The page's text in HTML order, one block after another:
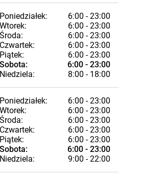
Poniedziałek:
6:00 - 23:00
Wtorek:
6:00 - 23:00
Środa:
6:00 - 23:00
Czwartek:
6:00 - 23:00
Piątek:
6:00 - 23:00
Sobota:
6:00 - 23:00
Niedziela:
8:00 - 18:00
Poniedziałek:
6:00 - 23:00
Wtorek:
6:00 - 23:00
Środa:
6:00 - 23:00
Czwartek:
6:00 - 23:00
Piątek:
6:00 - 23:00
Sobota:
6:00 - 23:00
Niedziela:
9:00 - 22:00